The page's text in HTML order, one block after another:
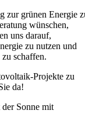
zur grünen Energie
wünschen,
uns darauf,
zu nutzen und
schaffen.
Projekte zu
da!
Sonne mit